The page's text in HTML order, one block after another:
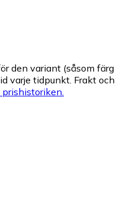
den variant (såsom färg
varje tidpunkt. Frakt och